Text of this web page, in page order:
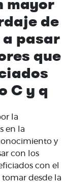
de
a pasar
que
C y q
la
en la
y
con los
con el
tomar desde la